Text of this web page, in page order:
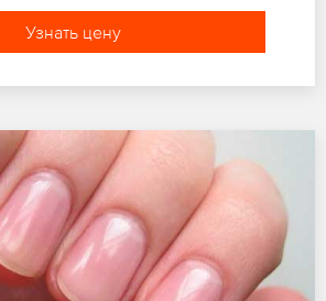
Узнать цену